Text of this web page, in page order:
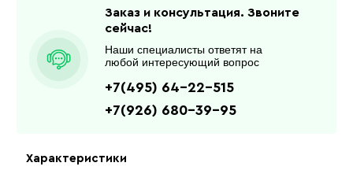
Характеристики
Заказ и консультация. Звоните
сейчас!
Наши специалисты ответят на
любой интересующий вопрос
+7(495) 64-22-515
+7(926) 680-39-95